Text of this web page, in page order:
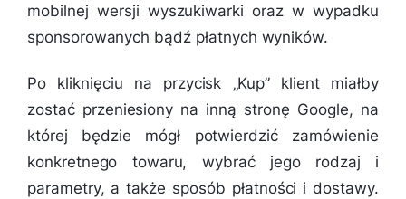
mobilnej wersji wyszukiwarki oraz w wypadku
sponsorowanych bądź płatnych wyników.
Po kliknięciu na przycisk „Kup” klient miałby
zostać przeniesiony na inną stronę Google, na
której będzie mógł potwierdzić zamówienie
konkretnego towaru, wybrać jego rodzaj i
parametry, a także sposób płatności i dostawy.